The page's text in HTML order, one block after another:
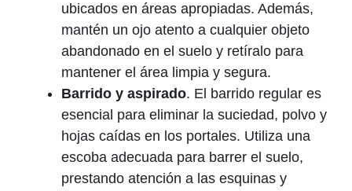
ubicados en áreas apropiadas. Además,
mantén un ojo atento a cualquier objeto
abandonado en el suelo y retíralo para
mantener el área limpia y segura.
Barrido y aspirado. El barrido regular es
esencial para eliminar la suciedad, polvo y
hojas caídas en los portales. Utiliza una
escoba adecuada para barrer el suelo,
prestando atención a las esquinas y